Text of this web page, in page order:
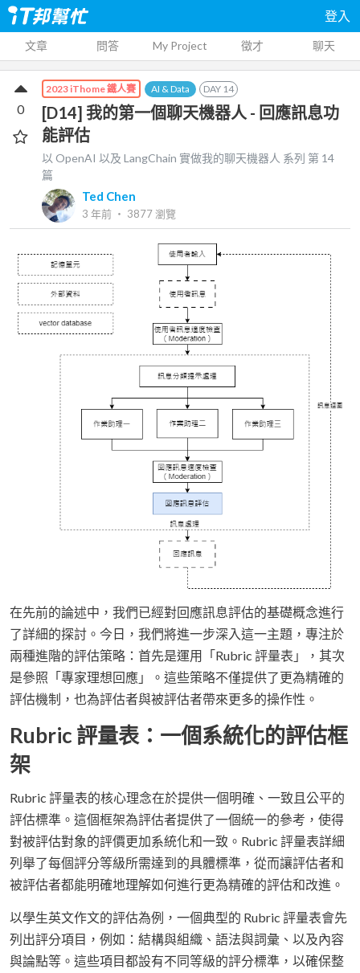
登入
文章 問答 My Project 徵才 聊天
2023 iThome 鐵人賽 AI & Data DAY 14
[D14] 我的第一個聊天機器人 - 回應訊息功
能評估
以 OpenAI 以及 LangChain 實做我的聊天機器人 系列 第 14
篇
Ted Chen
3 年前 ‧ 3877瀏覽
0
在先前的論述中，我們已經對回應訊息評估的基礎概念進行
了詳細的探討。今日，我們將進一步深入這一主題，專注於
兩種進階的評估策略：首先是運用「Rubric 評量表」，其次
是參照「專家理想回應」。這些策略不僅提供了更為精確的
評估機制，也為評估者與被評估者帶來更多的操作性。
Rubric 評量表：一個系統化的評估框
架
Rubric 評量表的核心理念在於提供一個明確、一致且公平的
評估標準。這個框架為評估者提供了一個統一的參考，使得
對被評估對象的評價更加系統化和一致。Rubric 評量表詳細
列舉了每個評分等級所需達到的具體標準，從而讓評估者和
被評估者都能明確地理解如何進行更為精確的評估和改進。
以學生英文作文的評估為例，一個典型的 Rubric 評量表會先
列出評分項目，例如：結構與組織、語法與詞彙、以及內容
與論點等。這些項目都設有不同等級的評分標準，以確保整